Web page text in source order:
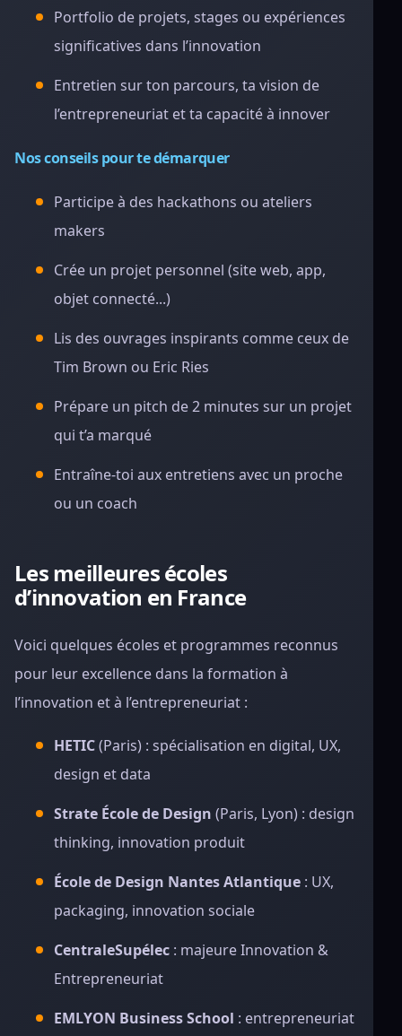
Portfolio de projets, stages ou expériences
significatives dans l’innovation
Entretien sur ton parcours, ta vision de
l’entrepreneuriat et ta capacité à innover
Nos conseils pour te démarquer
Participe à des hackathons ou ateliers
makers
Crée un projet personnel (site web, app,
objet connecté...)
Lis des ouvrages inspirants comme ceux de
Tim Brown ou Eric Ries
Prépare un pitch de 2 minutes sur un projet
qui t’a marqué
Entraîne-toi aux entretiens avec un proche
ou un coach
Les meilleures écoles
d’innovation en France
Voici quelques écoles et programmes reconnus
pour leur excellence dans la formation à
l’innovation et à l’entrepreneuriat :
HETIC(Paris) : spécialisation en digital, UX,
design et data
Strate École de Design (Paris, Lyon) : design
thinking, innovation produit
École de Design Nantes Atlantique : UX,
packaging, innovation sociale
CentraleSupélec : majeure Innovation &
Entrepreneuriat
EMLYON Business School : entrepreneuriat